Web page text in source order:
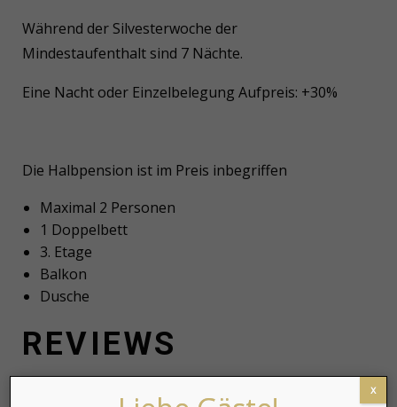
Während der Silvesterwoche der
Mindestaufenthalt sind 7 Nächte.
Eine Nacht oder Einzelbelegung Aufpreis: +30%
Die Halbpension ist im Preis inbegriffen
Maximal 2 Personen
1 Doppelbett
3. Etage
Balkon
Dusche
REVIEWS
x